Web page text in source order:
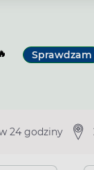
Sprawdzam
24 godziny